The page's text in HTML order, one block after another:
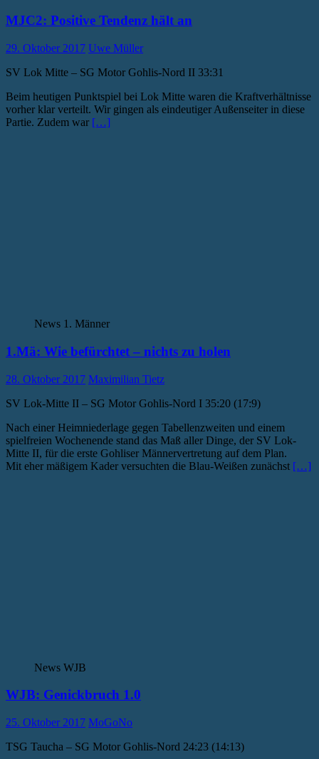
MJC2: Positive Tendenz hält an
29. Oktober 2017 Uwe Müller
SV Lok Mitte – SG Motor Gohlis-Nord II 33:31
Beim heutigen Punktspiel bei Lok Mitte waren die Kraftverhältnisse
vorher klar verteilt. Wir gingen als eindeutiger Außenseiter in diese
Partie. Zudem war […]
News 1. Männer
1.Mä: Wie befürchtet – nichts zu holen
28. Oktober 2017 Maximilian Tietz
SV Lok-Mitte II – SG Motor Gohlis-Nord I 35:20 (17:9)
Nach einer Heimniederlage gegen Tabellenzweiten und einem
spielfreien Wochenende stand das Maß aller Dinge, der SV Lok-
Mitte II, für die erste Gohliser Männervertretung auf dem Plan.
Mit eher mäßigem Kader versuchten die Blau-Weißen zunächst […]
News WJB
WJB: Genickbruch 1.0
25. Oktober 2017 MoGoNo
TSG Taucha – SG Motor Gohlis-Nord 24:23 (14:13)